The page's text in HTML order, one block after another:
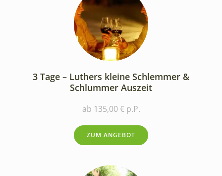
3 Tage – Luthers kleine Schlemmer &
Schlummer Auszeit
ab 135,00 € p.P.
ZUM ANGEBOT